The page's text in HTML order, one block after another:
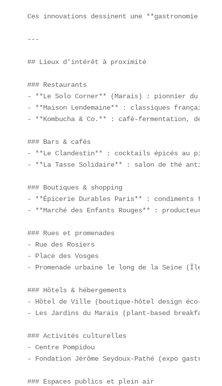
Ces innovations dessinent une **gastronomie
---
## Lieux d’intérêt à proximité
### Restaurants
- **Le Solo Corner** (Marais) : pionnier du
- **Maison Lendemaine** : classiques français
- **Kombucha & Co.** : café-fermentation,
### Bars & cafés
- **Le Clandestin** : cocktails épicés au
- **La Tasse Solidaire** : salon de thé anti-
### Boutiques & shopping
- **Épicerie Durables Paris** : condiments
- **Marché des Enfants Rouges** : producteurs
### Rues et promenades
- Rue des Rosiers
- Place des Vosges
- Promenade urbaine le long de la Seine (Île
### Hôtels & hébergements
- Hôtel de Ville (boutique-hôtel design éco-
- Les Jardins du Marais (plant-based breakfast
### Activités culturelles
- Centre Pompidou
- Fondation Jérôme Seydoux-Pathé (expo
### Espaces publics et plein air